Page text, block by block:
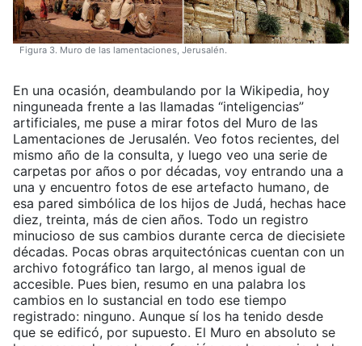
Figura 3. Muro de las lamentaciones, Jerusalén.
En una ocasión, deambulando por la Wikipedia, hoy
ninguneada frente a las llamadas “inteligencias”
artificiales, me puse a mirar fotos del Muro de las
Lamentaciones de Jerusalén. Veo fotos recientes, del
mismo año de la consulta, y luego veo una serie de
carpetas por años o por décadas, voy entrando una a
una y encuentro fotos de ese artefacto humano, de
esa pared simbólica de los hijos de Judá, hechas hace
diez, treinta, más de cien años. Todo un registro
minucioso de sus cambios durante cerca de diecisiete
décadas. Pocas obras arquitectónicas cuentan con un
archivo fotográfico tan largo, al menos igual de
accesible. Pues bien, resumo en una palabra los
cambios en lo sustancial en todo ese tiempo
registrado: ninguno. Aunque sí los ha tenido desde
que se edificó, por supuesto. El Muro en absoluto se